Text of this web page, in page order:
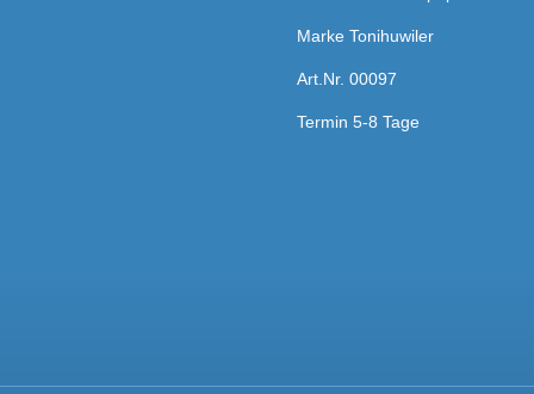
Marke Tonihuwiler
Art.Nr. 00097
Termin 5-8 Tage